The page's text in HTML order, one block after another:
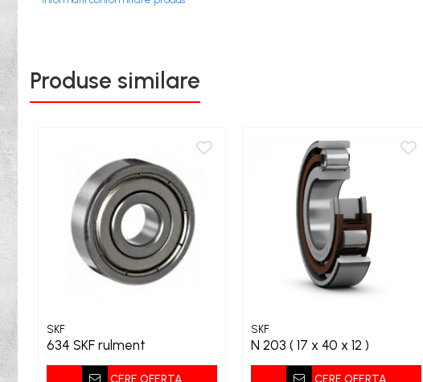
Benzi
Bureti
Capete De Slefuit
Discuri
Perii
Pietre
Aditivi
Burghie
Burghie Beton
Burghie Coada Conica
Burghie Coada Redusa
Burghie Cobalt
Burghie In Trepte
Burghie Lemn
Produse similare
SKF
634 SKF rulment
SKF
N 203 ( 17 x 40 x 12 )